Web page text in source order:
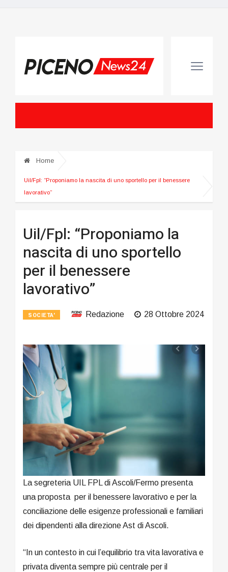
Home
Uil/Fpl: “Proponiamo la nascita di uno sportello per il benessere
lavorativo”
Uil/Fpl: “Proponiamo la
nascita di uno sportello
per il benessere
lavorativo”
SOCIETA' Redazione 28 Ottobre 2024
La segreteria UIL FPL di Ascoli/Fermo presenta
una proposta per il benessere lavorativo e per la
conciliazione delle esigenze professionali e familiari
dei dipendenti alla direzione Ast di Ascoli.
“In un contesto in cui l’equilibrio tra vita lavorativa e
privata diventa sempre più centrale per il